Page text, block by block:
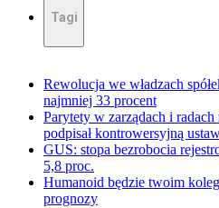
Tagi
Rewolucja we władzach
najmniej 33 procent
Parytety w zarządach i
podpisał kontrowersyjną
GUS: stopa bezrobocia
5,8 proc.
Humanoid będzie twoim
prognozy